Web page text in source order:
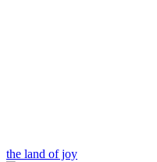
the land of joy